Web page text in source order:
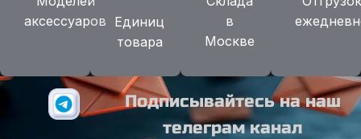
аксессуаров Единиц
товара
в
Москве
Подписывайтесь на наш
телеграм канал